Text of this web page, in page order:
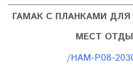
ГАМАК С ПЛАНКАМИ
МЕСТ
/HAM-P08-